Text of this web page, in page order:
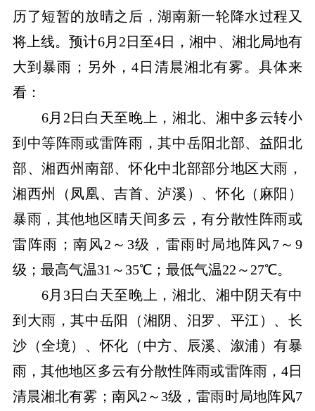
历了短暂的放晴之后，湖南新一轮降水过程又
将上线。预计6月2日至4日，湘中、湘北局地有
大到暴雨；另外，4日清晨湘北有雾。具体来
看：
6月2日白天至晚上，湘北、湘中多云转小
到中等阵雨或雷阵雨，其中岳阳北部、益阳北
部、湘西州南部、怀化中北部部分地区大雨，
湘西州（凤凰、吉首、泸溪）、怀化（麻阳）
暴雨，其他地区晴天间多云，有分散性阵雨或
雷阵雨；南风2～3级，雷雨时局地阵风7～9
级；最高气温31～35℃；最低气温22～27℃。
6月3日白天至晚上，湘北、湘中阴天有中
到大雨，其中岳阳（湘阴、汨罗、平江）、长
沙（全境）、怀化（中方、辰溪、溆浦）有暴
雨，其他地区多云有分散性阵雨或雷阵雨，4日
清晨湘北有雾；南风2～3级，雷雨时局地阵风7